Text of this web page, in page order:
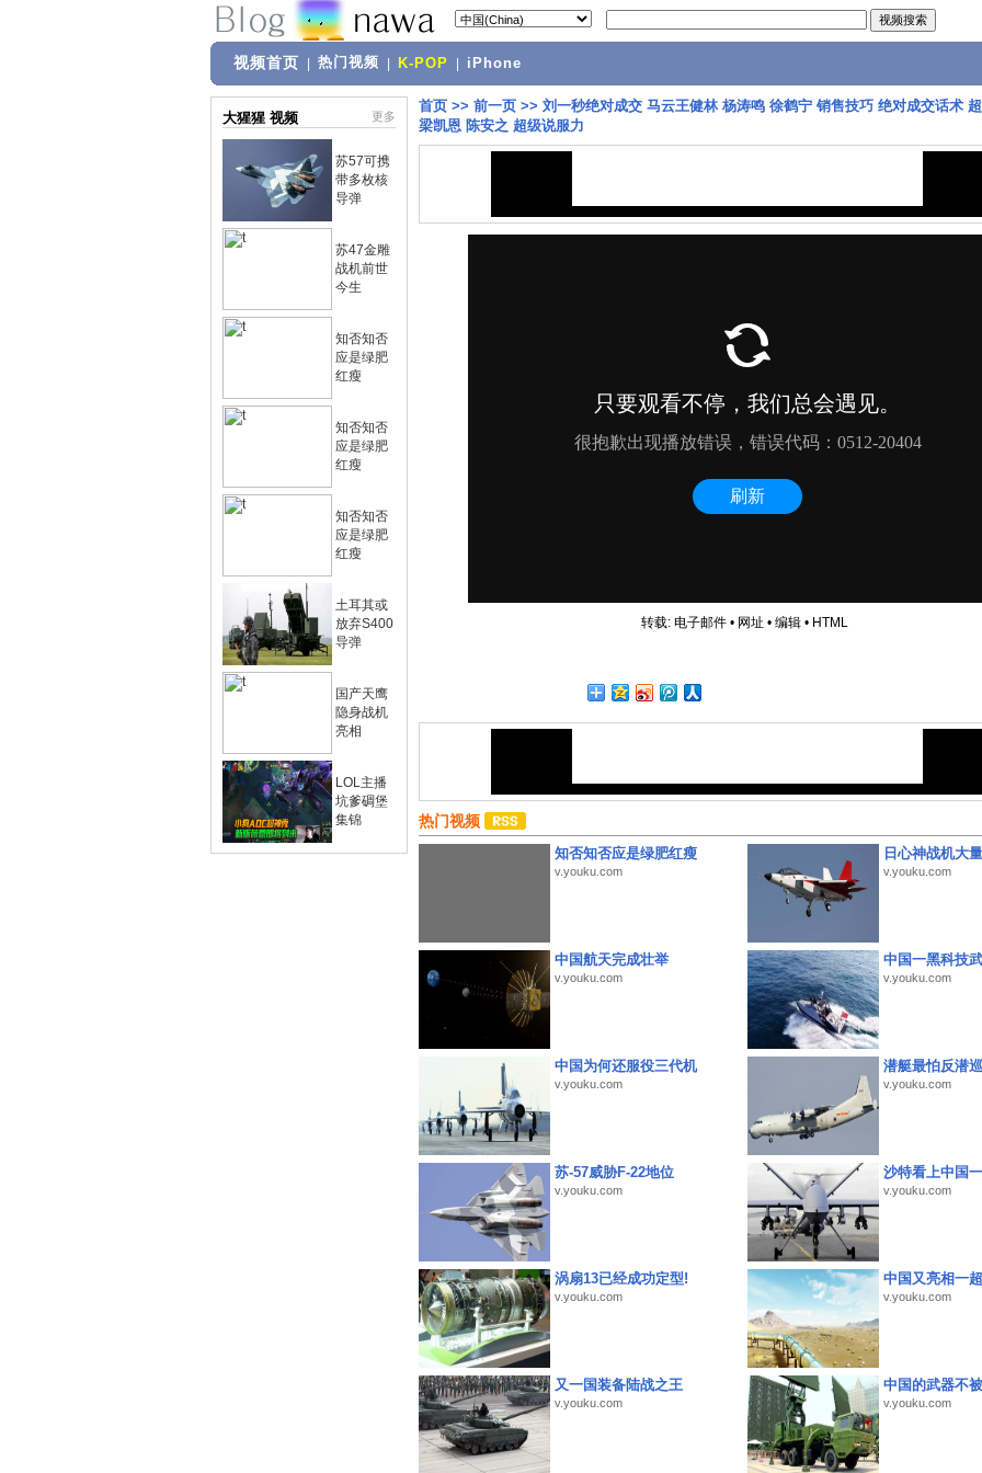
视频首页 热门视频 K-POP iPhone
大猩猩 视频 更多
苏57可携
带多枚核
导弹
苏47金雕
战机前世
今生
知否知否
应是绿肥
红瘦
知否知否
应是绿肥
红瘦
知否知否
应是绿肥
红瘦
土耳其或
放弃S400
导弹
国产天鹰
隐身战机
亮相
LOL主播
坑爹碉堡
集锦
首页 >> 前一页 >> 刘一秒绝对成交 马云王健林 杨涛鸣 徐鹤宁 销售技巧 绝对成交话术
梁凯恩 陈安之 超级说服力
转载: 电子邮件• 网址 • 编辑• HTML
热门视频
知否知否应是绿肥红瘦
v.youku.com
日心神战机大
v.youku.com
中国航天完成壮举
v.youku.com
中国一黑科技
v.youku.com
中国为何还服役三代机
v.youku.com
潜艇最怕反潜
v.youku.com
苏-57威胁F-22地位
v.youku.com
沙特看上中国
v.youku.com
涡扇13已经成功定型!
v.youku.com
中国又亮相一
v.youku.com
又一国装备陆战之王
v.youku.com
中国的武器不
v.youku.com